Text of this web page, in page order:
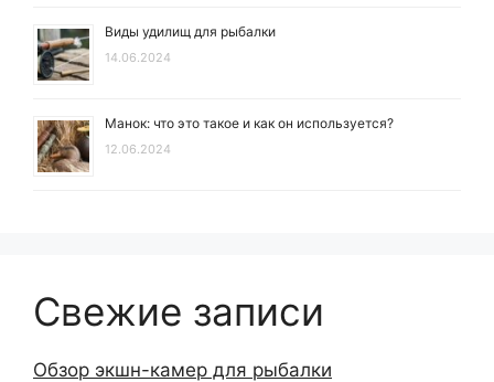
Виды удилищ для рыбалки
14.06.2024
Манок: что это такое и как он используется?
12.06.2024
Свежие записи
Обзор экшн-камер для рыбалки